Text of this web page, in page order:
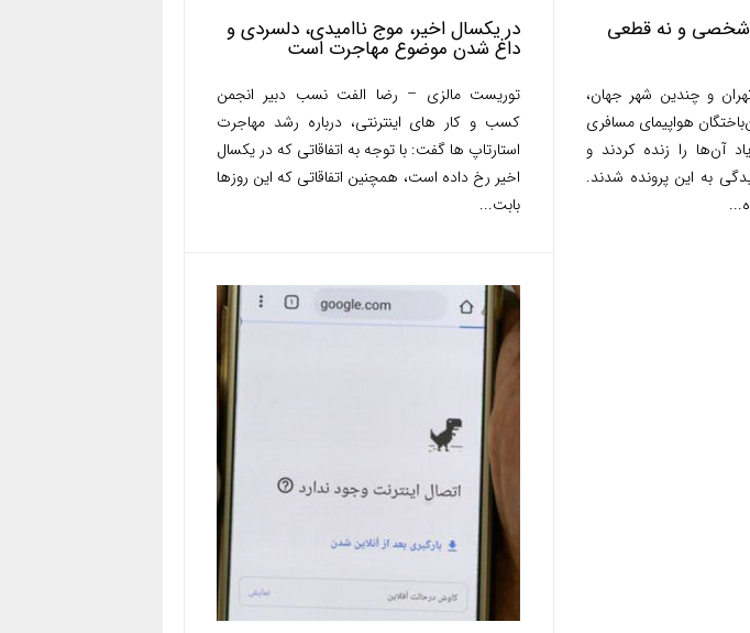
در یکسال اخیر، موج ناامیدی، دلسردی و
داغ شدن موضوع مهاجرت است
توریست مالزی – رضا الفت نسب دبیر انجمن
کسب و کار های اینترنتی، درباره رشد مهاجرت
استارتاپ ها گفت: با توجه به اتفاقاتی که در یکسال
اخیر رخ داده است، همچنین اتفاقاتی که این روز‌ها
بابت...
شخصی و نه قطعی
و چندین شهر جهان،
هواپیمای مسافری
آن‌ها را زنده کردند و
به این پرونده شدند.